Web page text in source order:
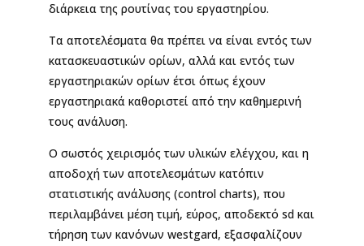
διάρκεια της ρουτίνας του εργαστηρίου.
Τα αποτελέσματα θα πρέπει να είναι εντός των
κατασκευαστικών ορίων, αλλά και εντός των
εργαστηριακών ορίων έτσι όπως έχουν
εργαστηριακά καθοριστεί από την καθημερινή
τους ανάλυση.
Ο σωστός χειρισμός των υλικών ελέγχου, και η
αποδοχή των αποτελεσμάτων κατόπιν
στατιστικής ανάλυσης (control charts), που
περιλαμβάνει μέση τιμή, εύρος, αποδεκτό sd και
τήρηση των κανόνων westgard, εξασφαλίζουν